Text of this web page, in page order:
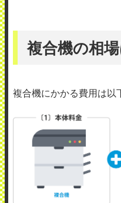
複合機の相
複合機にかかる費用は以